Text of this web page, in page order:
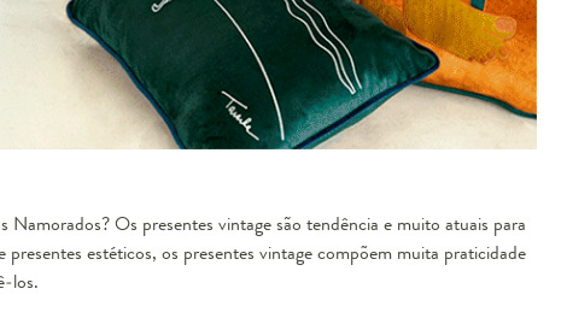
Namorados? Os presentes vintage são tendência e muito atuais para
estéticos, os presentes vintage compõem muita praticidade
los.